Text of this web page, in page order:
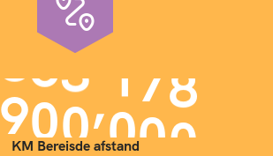
900,000
KM Bereisde afstand